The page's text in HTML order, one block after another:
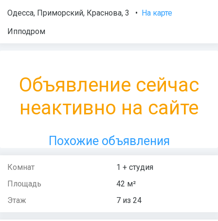
Одесса, Приморский, Краснова, 3 • На карте
Ипподром
Объявление сейчас
неактивно на сайте
Похожие объявления
Комнат
1 + студия
Площадь
42 м²
Этаж
7 из 24